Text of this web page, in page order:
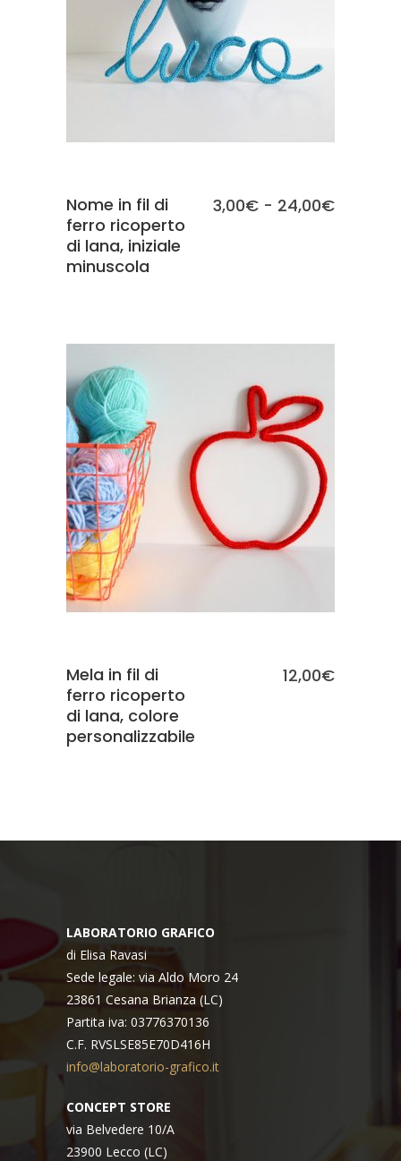
SCEGLI
Nome in fil di
ferro ricoperto
di lana, iniziale
minuscola
3,00€ - 24,00€Fascia
24,00€
SCEGLI
Mela in fil di
ferro ricoperto
di lana, colore
personalizzabile
12,00€
LABORATORIO GRAFICO
di Elisa Ravasi
Sede legale: via Aldo Moro 24
23861 Cesana Brianza (LC)
Partita iva: 03776370136
C.F. RVSLSE85E70D416H
info@laboratorio-grafico.it
CONCEPT STORE
via Belvedere 10/A
23900 Lecco (LC)